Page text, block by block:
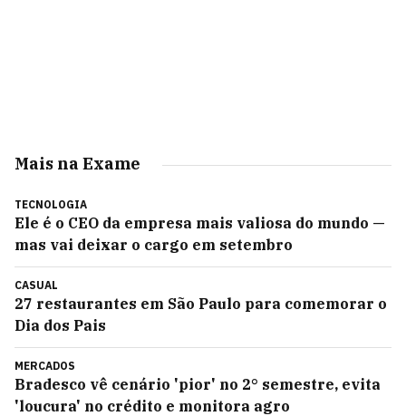
Mais na Exame
TECNOLOGIA
Ele é o CEO da empresa mais valiosa do mundo —
mas vai deixar o cargo em setembro
CASUAL
27 restaurantes em São Paulo para comemorar o
Dia dos Pais
MERCADOS
Bradesco vê cenário 'pior' no 2° semestre, evita
'loucura' no crédito e monitora agro